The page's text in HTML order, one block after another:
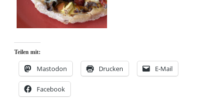
Teilen mit:
Mastodon Drucken E-Mail
Facebook